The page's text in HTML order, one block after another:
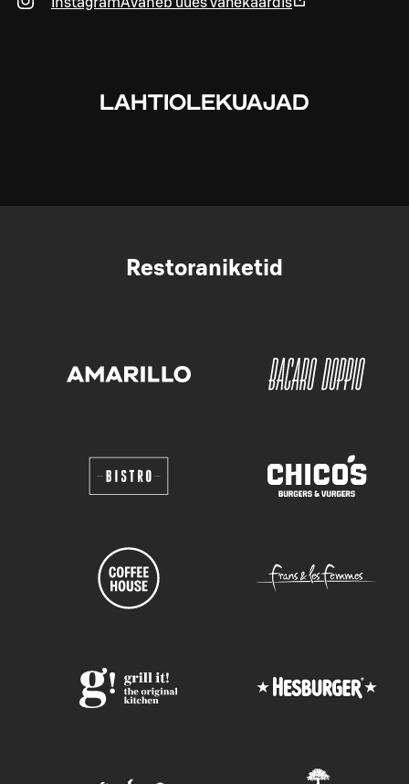
LAHTIOLEKUAJAD
Restoraniketid